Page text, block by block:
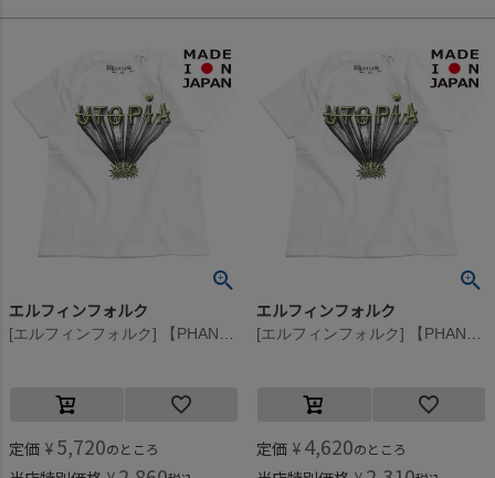
エルフィンフォルク
定価 ¥ 5,720のところ
エルフィンフォルク
定価 ¥ 4,620のところ